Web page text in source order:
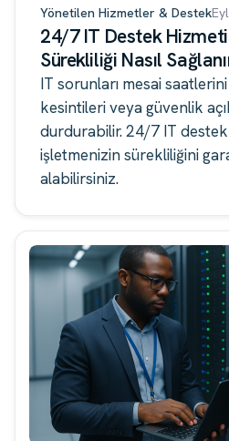
Yönetilen Hizmetler & Destek
24/7 IT Destek
Sürekliliği Nasıl
IT sorunları mesai
kesintileri veya güvenlik
durdurabilir. 24/7 IT
işletmenizin sürekliliğini
alabilirsiniz.